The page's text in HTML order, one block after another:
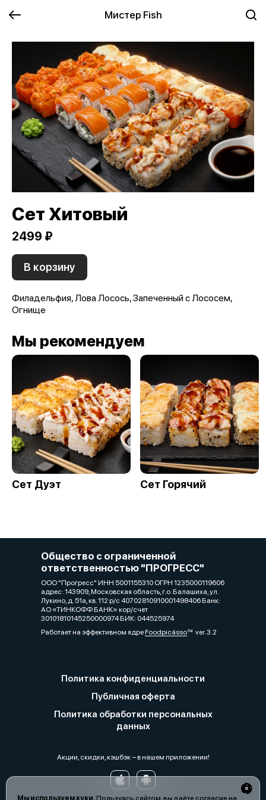
Мистер Fish
Мы используем куки.Пользуясь сайтом, вы даёте согласие на
Сет Хитовый
2499 ₽
В корзину
Филадельфия, Лова Лосось, Запеченный с Лососем,
Огнище
Мы рекомендуем
Сет Дуэт Сет Горячий
Общество с ограниченной
ответственностью "ПРОГРЕСС"
ООО "Прогресс" ИНН 5001155310 ОГРН 1235000119606
адрес: 143909, Московская область, г.о. Балашиха, ул.
Лукино, д. 51а, кв. 112 р/с 40702810910001498406 Банк:
АО «ТИНКОФФ БАНК» кор/счет
30101810145250000974 БИК: 044525974
Работает на эффективном ядреFoodpicássover. 3.2
Политика конфиденциальности
Публичная оферта
Политика обработки персональных
данных
Акции, скидки, кэшбэк − в нашем приложении!